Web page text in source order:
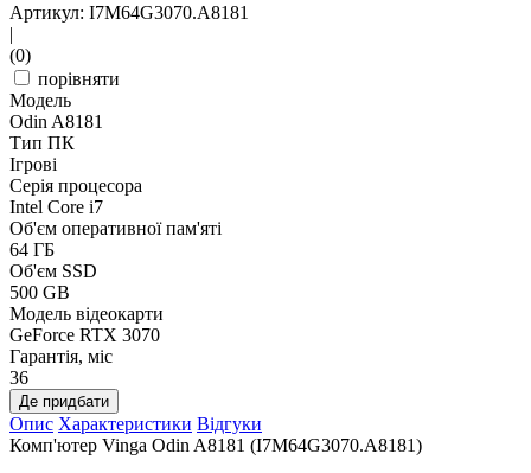
Артикул: I7M64G3070.A8181
|
(0)
порівняти
Модель
Odin A8181
Тип ПК
Ігрові
Серія процесора
Intel Core i7
Об'єм оперативної пам'яті
64 ГБ
Об'єм SSD
500 GB
Модель відеокарти
GeForce RTX 3070
Гарантія, міс
36
Де придбати
Опис Характеристики Відгуки
Комп'ютер Vinga Odin A8181 (I7M64G3070.A8181)